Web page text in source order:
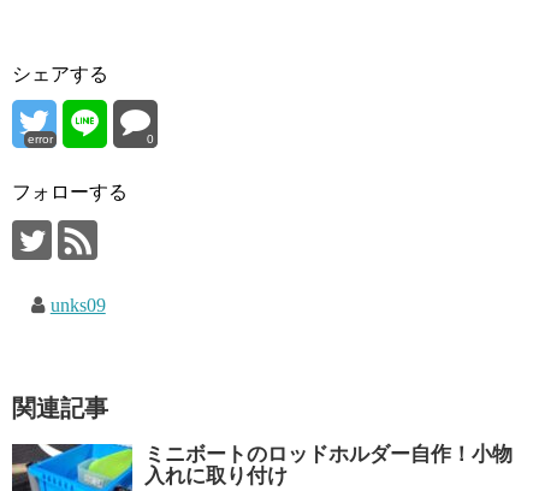
シェアする
error 0
フォローする
unks09
関連記事
ミニボートのロッドホルダー自作！小物
入れに取り付け